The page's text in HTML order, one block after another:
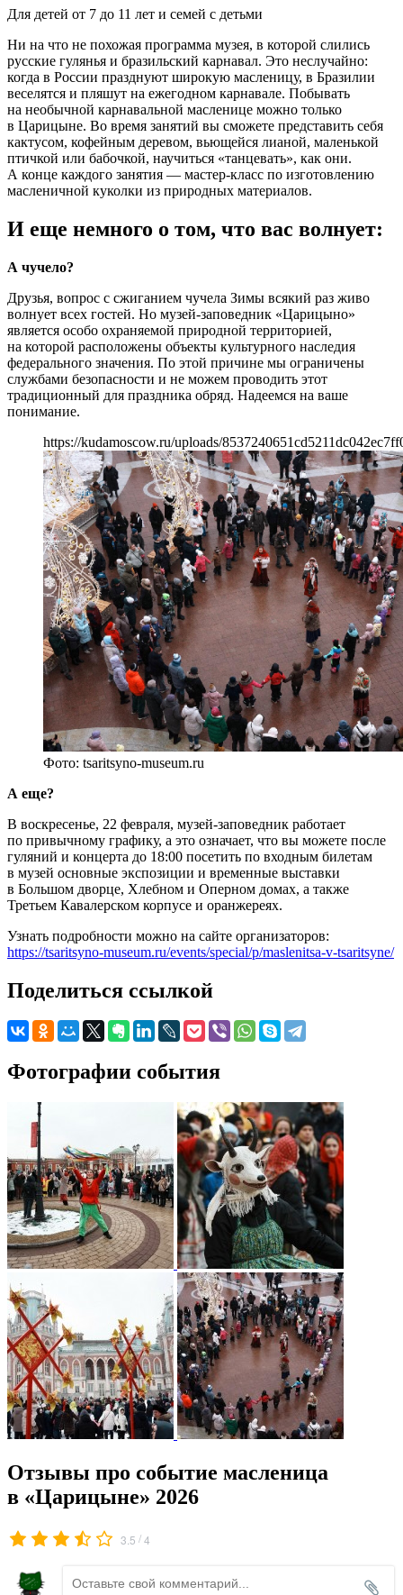
Для детей от 7 до 11 лет и семей с детьми
Ни на что не похожая программа музея, в которой слились
русские гулянья и бразильский карнавал. Это неслучайно:
когда в России празднуют широкую масленицу, в Бразилии
веселятся и пляшут на ежегодном карнавале. Побывать
на необычной карнавальной масленице можно только
в Царицыне. Во время занятий вы сможете представить себя
кактусом, кофейным деревом, вьющейся лианой, маленькой
птичкой или бабочкой, научиться «танцевать», как они.
А конце каждого занятия — мастер-класс по изготовлению
масленичной куколки из природных материалов.
И еще немного о том, что вас волнует:
А чучело?
Друзья, вопрос с сжиганием чучела Зимы всякий раз живо
волнует всех гостей. Но музей-заповедник «Царицыно»
является особо охраняемой природной территорией,
на которой расположены объекты культурного наследия
федерального значения. По этой причине мы ограничены
службами безопасности и не можем проводить этот
традиционный для праздника обряд. Надеемся на ваше
понимание.
https://kudamoscow.ru/uploads/
Фото: tsaritsyno-museum.ru
А еще?
В воскресенье, 22 февраля, музей-заповедник работает
по привычному графику, а это означает, что вы можете после
гуляний и концерта до 18:00 посетить по входным билетам
в музей основные экспозиции и временные выставки
в Большом дворце, Хлебном и Оперном домах, а также
Третьем Кавалерском корпусе и оранжереях.
Узнать подробности можно на сайте организаторов:
https://tsaritsyno-museum.ru/events/special/p/maslenitsa-v-tsaritsyne/
Поделиться ссылкой
Фотографии события
Отзывы про событие масленица
в «Царицыне» 2026
3.5 /4